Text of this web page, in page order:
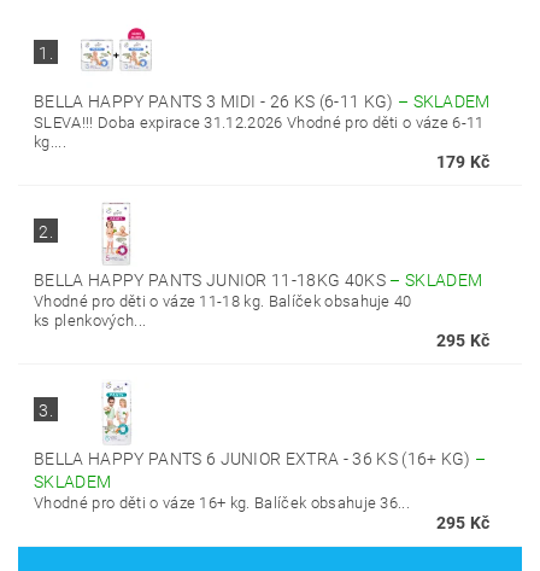
1.
BELLA HAPPY PANTS 3 MIDI - 26 KS (6-11 KG) – SKLADEM
SLEVA!!! Doba expirace 31.12.2026 Vhodné pro děti o váze 6-11
kg....
179 Kč
2.
BELLA HAPPY PANTS JUNIOR 11-18KG 40KS – SKLADEM
Vhodné pro děti o váze 11-18 kg. Balíček obsahuje 40
ks plenkových...
295 Kč
3.
BELLA HAPPY PANTS 6 JUNIOR EXTRA - 36 KS (16+ KG) –
SKLADEM
Vhodné pro děti o váze 16+ kg. Balíček obsahuje 36...
295 Kč